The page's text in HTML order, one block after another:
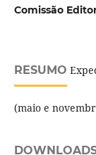
Comissão
RESUMO
(maio e